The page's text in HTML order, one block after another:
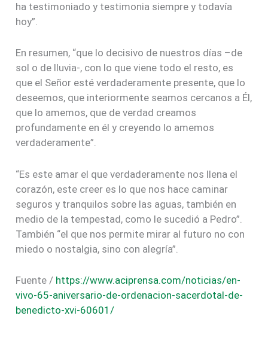
ha testimoniado y testimonia siempre y todavía
hoy”.
En resumen, “que lo decisivo de nuestros días –de
sol o de lluvia-, con lo que viene todo el resto, es
que el Señor esté verdaderamente presente, que lo
deseemos, que interiormente seamos cercanos a Él,
que lo amemos, que de verdad creamos
profundamente en él y creyendo lo amemos
verdaderamente”.
“Es este amar el que verdaderamente nos llena el
corazón, este creer es lo que nos hace caminar
seguros y tranquilos sobre las aguas, también en
medio de la tempestad, como le sucedió a Pedro”.
También “el que nos permite mirar al futuro no con
miedo o nostalgia, sino con alegría”.
Fuente / https://www.aciprensa.com/noticias/en-
vivo-65-aniversario-de-ordenacion-sacerdotal-de-
benedicto-xvi-60601/